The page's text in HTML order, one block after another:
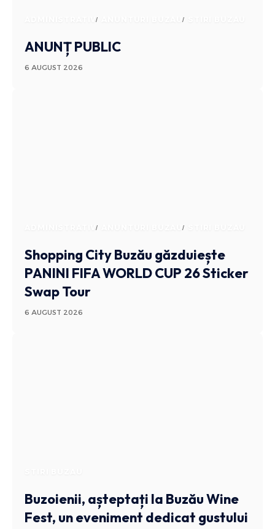
ADMINISTRATIV ANUNTURI BUZAU
ANUNȚ PUBLIC
6 AUGUST 2026
ADMINISTRATIV ANUNTURI BUZAU
Shopping City Buzău găzduiește
PANINI FIFA WORLD CUP 26 Sticker
Swap Tour
6 AUGUST 2026
Buzoienii, așteptați la Buzău Wine
Fest, un eveniment dedicat gustului